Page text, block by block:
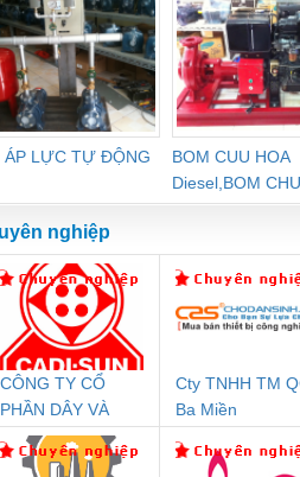
ÁP LỰC TỰ ĐỘNG
BOM CUU HOA
Diesel,BOM
Le An Toàn
Contact
PSR-SCP-
ESL4/3X1/1X2/B
Bộ Lặp Tín Hiệu
PROFIBUS Phoenix
Contact PSI-REP-
PROFIBUS/12MB -
nghiệp
CÔNG TY CỔ
PHẦN DÂY VÀ
CÁP ĐIỆN
THƯỢNG ĐÌNH
Cty TNHH TM
Ba Miền